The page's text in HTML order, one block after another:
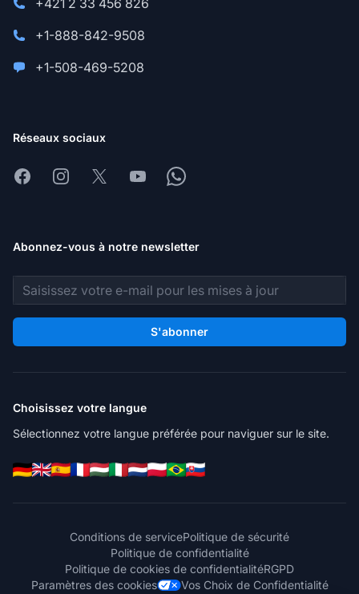
+421 2 33 456 826
+1-888-842-9508
+1-508-469-5208
Réseaux sociaux
FacebookInstagram
X YoutubeWhatsapp
Abonnez-vous à notre newsletter
Adresse e-mail
S'abonner
Choisissez votre langue
Sélectionnez votre langue préférée pour naviguer sur le site.
Conditions de servicePolitique de sécurité
Politique de confidentialité
Politique de cookies de confidentialitéRGPD
Paramètres des cookies
Vos Choix de Confidentialité